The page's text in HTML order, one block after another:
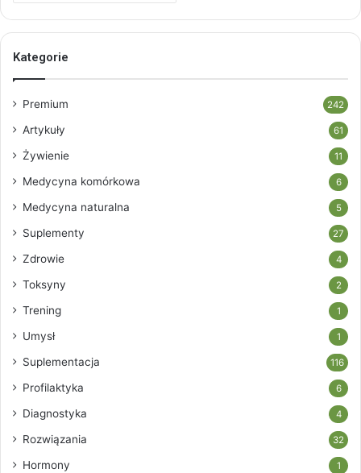
Kategorie
Premium 242
Artykuły 61
Żywienie 11
Medycyna komórkowa 6
Medycyna naturalna 5
Suplementy 27
Zdrowie 4
Toksyny 2
Trening 1
Umysł 1
Suplementacja 116
Profilaktyka 6
Diagnostyka 4
Rozwiązania 32
Hormony 1